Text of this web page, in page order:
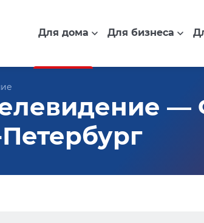
Для дома Для бизнеса
—